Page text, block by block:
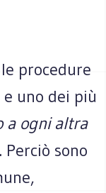
procedure
uno dei più
a ogni altra
sono